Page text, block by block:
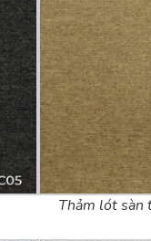
Thảm lót sàn